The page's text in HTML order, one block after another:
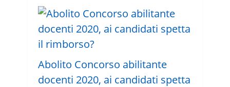
Abolito Concorso abilitante
docenti 2020, ai candidati spetta